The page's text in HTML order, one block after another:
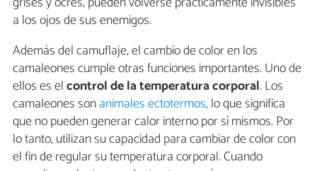
a los ojos de sus enemigos.
Además del camuflaje, el cambio de color en los
camaleones cumple otras funciones importantes. Uno de
ellos es elcontrol de la temperatura corporal. Los
camaleones sonanimales ectotermos, lo que significa
que no pueden generar calor interno por sí mismos. Por
lo tanto, utilizan su capacidad para cambiar de color con
el fin de regular su temperatura corporal. Cuando